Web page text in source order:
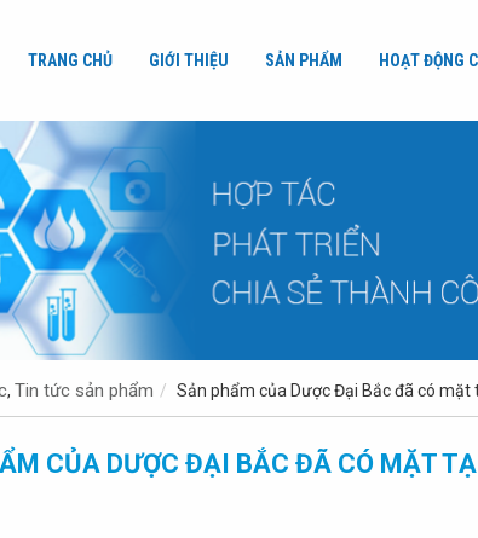
TRANG CHỦ GIỚI THIỆU SẢN PHẨM HOẠT ĐỘNG
, Tin tức sản phẩm Sản phẩm của Dược Đại Bắc đã có mặt
CỦA DƯỢC ĐẠI BẮC ĐÃ CÓ MẶT